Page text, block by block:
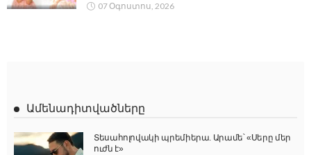
07 Օգոստոս, 2026
Ամենադիտվածները
Տեսահոլովակի պրեմիերա. Արամե՝ «Սերը մեր
ուժն է»